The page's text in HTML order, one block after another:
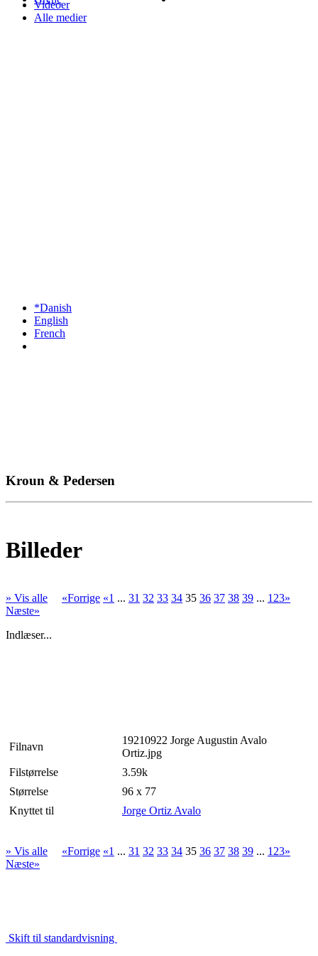
Videoer
Alle medier
*Danish
English
French
Kroun & Pedersen
Billeder
» Vis alle «Forrige «1 ... 31 32 33 34 35 36 37 38 39 ... 123»
Næste»
Indlæser...
Filnavn
19210922 Jorge Augustin Avalo
Ortiz.jpg
Filstørrelse
3.59k
Størrelse
96 x 77
Knyttet til
Jorge Ortiz Avalo
» Vis alle «Forrige «1 ... 31 32 33 34 35 36 37 38 39 ... 123»
Næste»
Skift til standardvisning